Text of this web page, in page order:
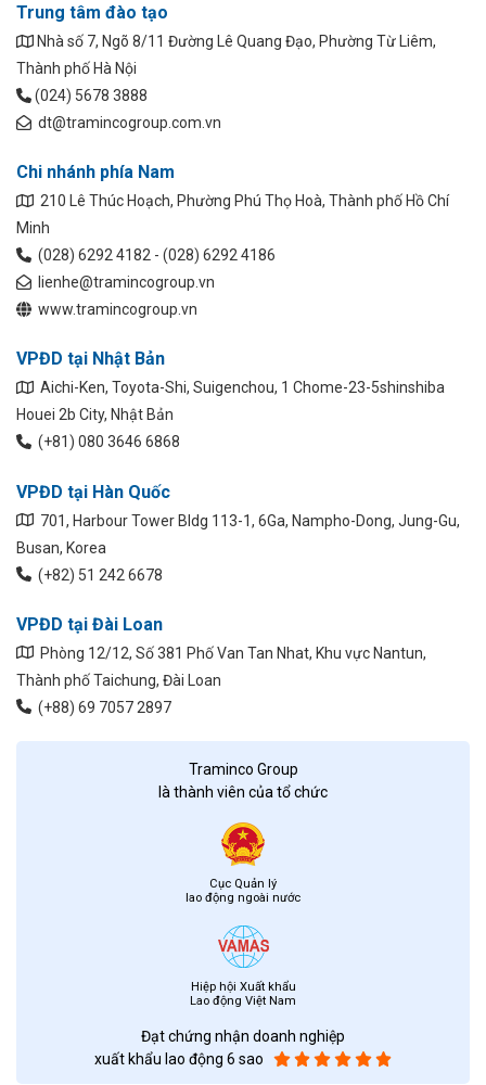
Trung tâm đào tạo
Nhà số 7, Ngõ 8/11 Đường Lê Quang Đạo, Phường Từ Liêm,
Thành phố Hà Nội
(024) 5678 3888
dt@tramincogroup.com.vn
Chi nhánh phía Nam
210 Lê Thúc Hoạch, Phường Phú Thọ Hoà, Thành phố Hồ Chí
Minh
(028) 6292 4182 - (028) 6292 4186
lienhe@tramincogroup.vn
www.tramincogroup.vn
VPĐD tại Nhật Bản
Aichi-Ken, Toyota-Shi, Suigenchou, 1 Chome-23-5shinshiba
Houei 2b City, Nhật Bản
(+81) 080 3646 6868
VPĐD tại Hàn Quốc
701, Harbour Tower Bldg 113-1, 6Ga, Nampho-Dong, Jung-Gu,
Busan, Korea
(+82) 51 242 6678
VPĐD tại Đài Loan
Phòng 12/12, Số 381 Phố Van Tan Nhat, Khu vực Nantun,
Thành phố Taichung, Đài Loan
(+88) 69 7057 2897
Traminco Group
là thành viên của tổ chức
Cục Quản lý
lao động ngoài nước
Hiệp hội Xuất khẩu
Lao động Việt Nam
Đạt chứng nhận doanh nghiệp
xuất khẩu lao động 6 sao